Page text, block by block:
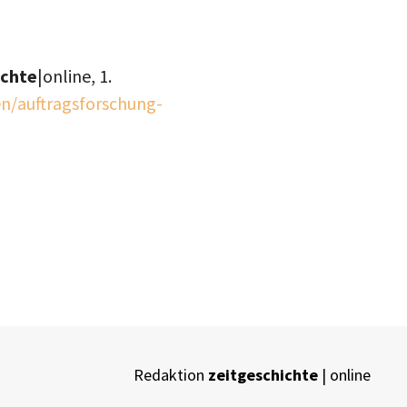
|online, 1.
auftragsforschung-
Redaktion zeitgeschichte | online